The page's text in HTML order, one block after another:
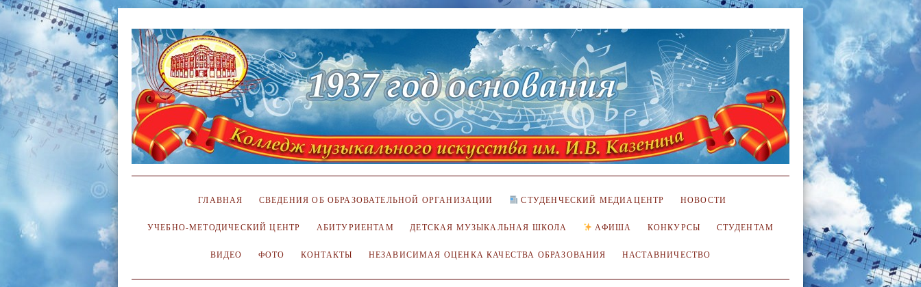
ГЛАВНАЯ СВЕДЕНИЯ ОБ ОБРАЗОВАТЕЛЬНОЙ ОРГАНИЗАЦИИ СТУДЕНЧЕСКИЙ МЕДИАЦЕНТР НОВОСТИ
УЧЕБНО-МЕТОДИЧЕСКИЙ ЦЕНТР АБИТУРИЕНТАМ ДЕТСКАЯ МУЗЫКАЛЬНАЯ ШКОЛА АФИША КОНКУРСЫ СТУДЕНТАМ
ВИДЕО ФОТО КОНТАКТЫ НЕЗАВИСИМАЯ ОЦЕНКА КАЧЕСТВА ОБРАЗОВАНИЯ НАСТАВНИЧЕСТВО